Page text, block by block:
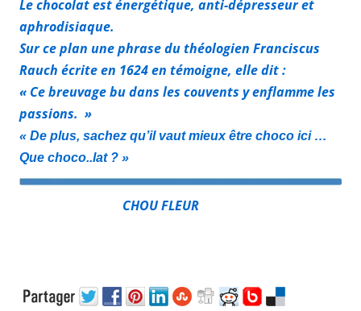
Le chocolat est énergétique, anti-dépresseur et
aphrodisiaque.
Sur ce plan une phrase du théologien Franciscus
Rauch écrite en 1624 en témoigne, elle dit :
« Ce breuvage bu dans les couvents y enflamme les
passions. »
« De plus, sachez qu’il vaut mieux être choco ici …
Que choco..lat ? »
CHOU FLEUR